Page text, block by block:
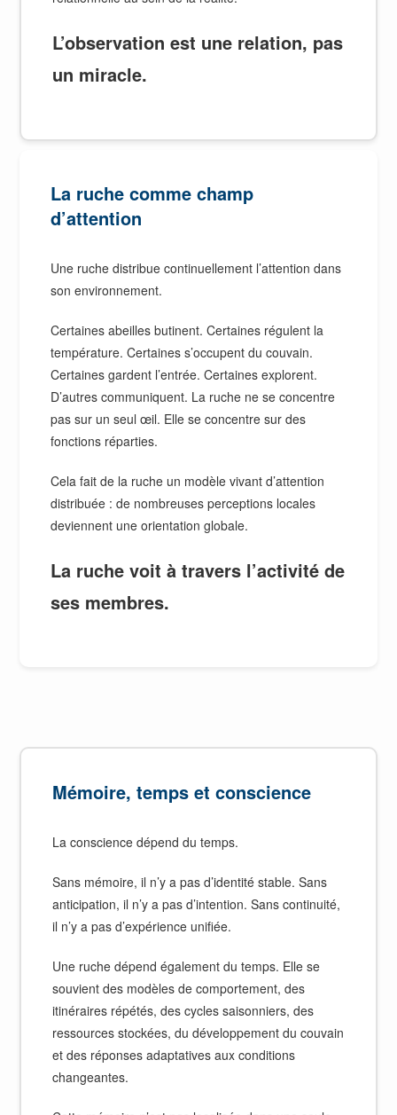
L’observation est une relation, pas
un miracle.
La ruche comme champ
d’attention
Une ruche distribue continuellement l’attention dans
son environnement.
Certaines abeilles butinent. Certaines régulent la
température. Certaines s’occupent du couvain.
Certaines gardent l’entrée. Certaines explorent.
D’autres communiquent. La ruche ne se concentre
pas sur un seul œil. Elle se concentre sur des
fonctions réparties.
Cela fait de la ruche un modèle vivant d’attention
distribuée : de nombreuses perceptions locales
deviennent une orientation globale.
La ruche voit à travers l’activité de
ses membres.
Mémoire, temps et conscience
La conscience dépend du temps.
Sans mémoire, il n’y a pas d’identité stable. Sans
anticipation, il n’y a pas d’intention. Sans continuité,
il n’y a pas d’expérience unifiée.
Une ruche dépend également du temps. Elle se
souvient des modèles de comportement, des
itinéraires répétés, des cycles saisonniers, des
ressources stockées, du développement du couvain
et des réponses adaptatives aux conditions
changeantes.